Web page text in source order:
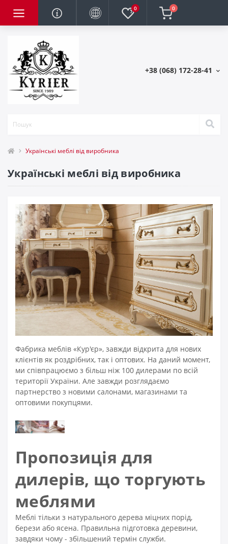
0 0
+38 (068) 172-28-41
Українські меблі від виробника
Українські меблі від виробника
Фабрика меблів «Кур'єр», завжди відкрита для нових
клієнтів як роздрібних, так і оптових. На даний момент,
ми співпрацюємо з більш ніж 100 дилерами по всій
території України. Але завжди розглядаємо
партнерство з новими салонами, магазинами та
оптовими покупцями.
Пропозиція для
дилерів, що торгують
меблями
Меблі тільки з натурального дерева міцних порід,
берези або ясена. Правильна підготовка деревини,
завдяки чому - збільшений термін служби.